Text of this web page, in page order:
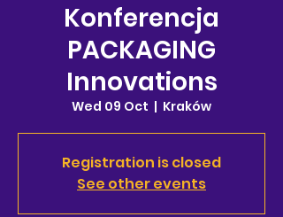
Konferencja
PACKAGING
Innovations
Wed 09 Oct
  |
Kraków
Registration is closed
See other events